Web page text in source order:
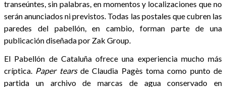
transeúntes, sin palabras, en momentos y localizaciones que no
serán anunciados ni previstos. Todas las postales que cubren las
paredes del pabellón, en cambio, forman parte de una
publicación diseñada por Zak Group.
El Pabellón de Cataluña ofrece una experiencia mucho más
críptica. Paper tearsde Claudia Pagès toma como punto de
partida un archivo de marcas de agua conservado en